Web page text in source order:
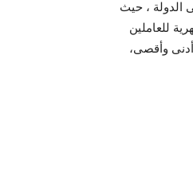
442 لعام 2015 لجميع العاملين فى الدولة ، حيث
الخاصة الشهرية للعاملين
دون حدين أدنى وأقصى،